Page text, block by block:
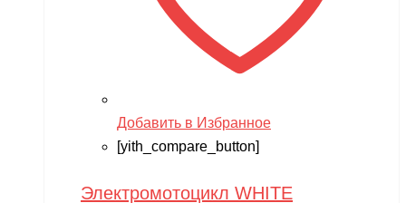
Добавить в Избранное
[yith_compare_button]
Электромотоцикл WHITE